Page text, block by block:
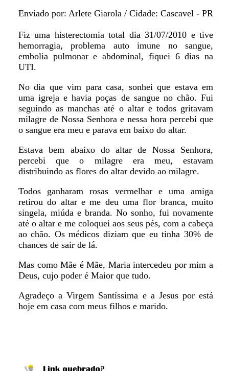
Enviado por: Arlete Giarola / Cidade: Cascavel - PR
Fiz uma histerectomia total dia 31/07/2010 e tive
hemorragia, problema auto imune no sangue,
embolia pulmonar e abdominal, fiquei 6 dias na
UTI.
No dia que vim para casa, sonhei que estava em
uma igreja e havia poças de sangue no chão. Fui
seguindo as manchas até o altar e todos gritavam
milagre de Nossa Senhora e nessa hora percebi que
o sangue era meu e parava em baixo do altar.
Estava bem abaixo do altar de Nossa Senhora,
percebi que o milagre era meu, estavam
distribuindo as flores do altar devido ao milagre.
Todos ganharam rosas vermelhar e uma amiga
retirou do altar e me deu uma flor branca, muito
singela, miúda e branda. No sonho, fui novamente
até o altar e me coloquei aos seus pés, com a cabeça
ao chão. Os médicos diziam que eu tinha 30% de
chances de sair de lá.
Mas como Mãe é Mãe, Maria intercedeu por mim a
Deus, cujo poder é Maior que tudo.
Agradeço a Virgem Santíssima e a Jesus por está
hoje em casa com meus filhos e marido.